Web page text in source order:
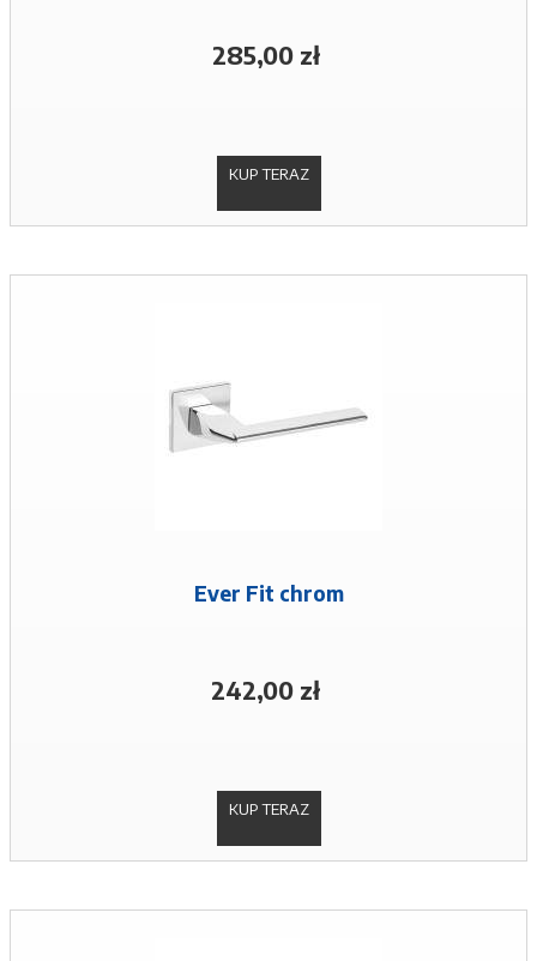
285,00 zł
KUP TERAZ
Ever Fit chrom
242,00 zł
KUP TERAZ